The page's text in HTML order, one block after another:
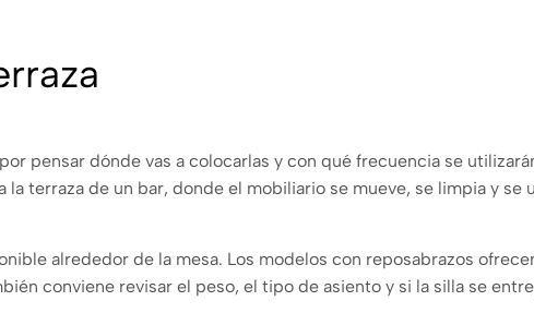
pensar dónde vas a colocarlas y con qué frecuencia se
terraza de un bar, donde el mobiliario se mueve, se limpia y se
alrededor de la mesa. Los modelos con reposabrazos
conviene revisar el peso, el tipo de asiento y si la silla se